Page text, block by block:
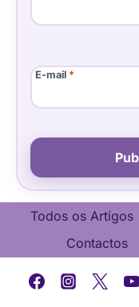
E-mail *
Todos os Artigos
Contactos